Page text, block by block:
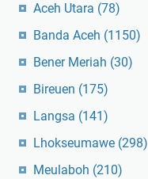
Aceh Utara (78)
Banda Aceh (1150)
Bener Meriah (30)
Bireuen (175)
Langsa (141)
Lhokseumawe (298)
Meulaboh (210)